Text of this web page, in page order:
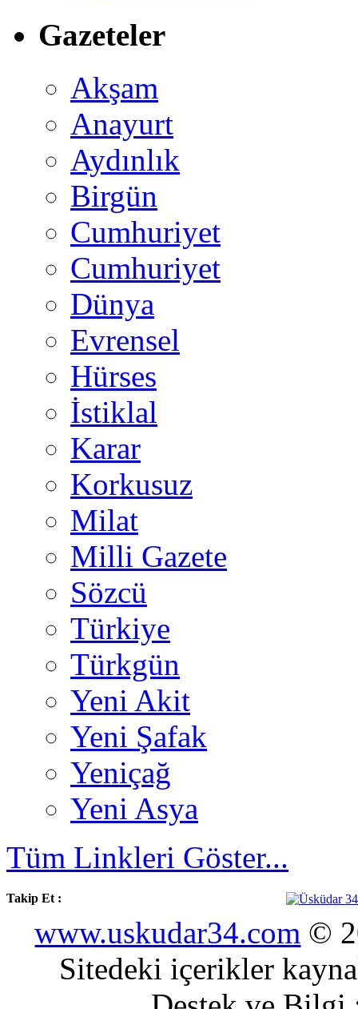
Gazeteler
Akşam
Anayurt
Aydınlık
Birgün
Cumhuriyet
Cumhuriyet
Dünya
Evrensel
Hürses
İstiklal
Karar
Korkusuz
Milat
Milli Gazete
Sözcü
Türkiye
Türkgün
Yeni Akit
Yeni Şafak
Yeniçağ
Yeni Asya
Tüm Linkleri Göster...
Takip Et :
www.uskudar34.com ©
Sitedeki içerikler